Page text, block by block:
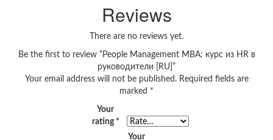
Reviews
There are no reviews yet.
Be the first to review “People Management MBA: курс из HR в
руководители [RU]”
Your email address will not be published. Required fields are
marked *
Your
rating *
Your